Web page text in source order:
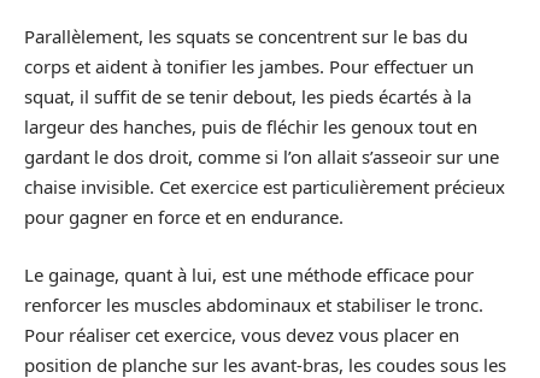
Parallèlement, les squats se concentrent sur le bas du
corps et aident à tonifier les jambes. Pour effectuer un
squat, il suffit de se tenir debout, les pieds écartés à la
largeur des hanches, puis de fléchir les genoux tout en
gardant le dos droit, comme si l’on allait s’asseoir sur une
chaise invisible. Cet exercice est particulièrement précieux
pour gagner en force et en endurance.
Le gainage, quant à lui, est une méthode efficace pour
renforcer les muscles abdominaux et stabiliser le tronc.
Pour réaliser cet exercice, vous devez vous placer en
position de planche sur les avant-bras, les coudes sous les